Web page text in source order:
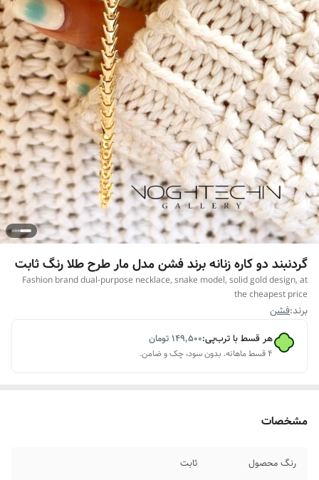
گردنبند دو کاره زنانه برند فشن مدل مار طرح طلا رنگ ثابت
Fashion brand dual-purpose necklace, snake model, solid gold design, at
the cheapest price
برند:فشن
هر قسط با ترب‌پی:۱۴۹٬۵۰۰تومان
۴ قسط ماهانه. بدون سود، چک و ضامن.
مشخصات
رنگ محصول ثابت